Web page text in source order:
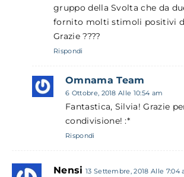
gruppo della Svolta che da
fornito molti stimoli positivi
Grazie ????
Rispondi
Omnama Team
6 Ottobre, 2018 Alle 10:54 am
Fantastica, Silvia! Grazie
condivisione! :*
Rispondi
Nensi 13 Settembre, 2018 Alle 7:04